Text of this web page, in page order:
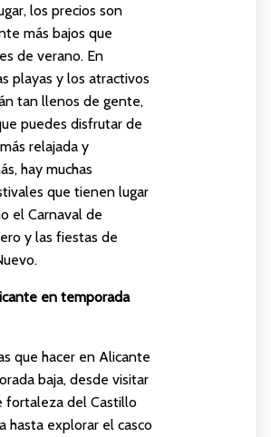
los precios son
más bajos que
de verano. En
playas y los atractivos
tan llenos de gente,
puedes disfrutar de
relajada y
hay muchas
que tienen lugar
el Carnaval de
y las fiestas de
en temporada
que hacer en Alicante
baja, desde visitar
fortaleza del Castillo
hasta explorar el casco